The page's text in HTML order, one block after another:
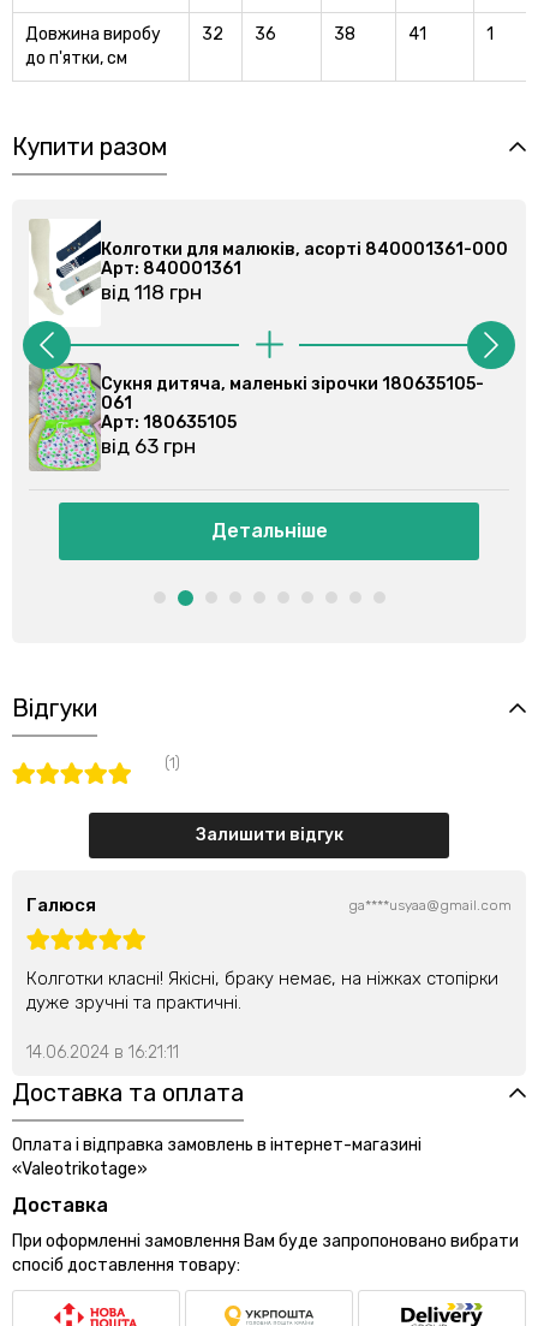
Довжина виробу
до п'ятки, см
32 36 38 41 1
Купити разом
Колготки для малюків, асорті 840001361-000
Арт: 840001361
від 118 грн
Сукня дитяча, маленькі зірочки 180635105-
061
Арт: 180635105
від 63 грн
Детальніше
Відгуки
(1)
Залишити відгук
Галюся ga****usyaa@gmail.com
Колготки класні! Якісні, браку немає, на ніжках стопірки
дуже зручні та практичні.
14.06.2024 в 16:21:11
Доставка та оплата
Оплата і відправка замовлень в інтернет-магазині
«Valeotrikotage»
Доставка
При оформленні замовлення Вам буде запропоновано вибрати
спосіб доставлення товару: